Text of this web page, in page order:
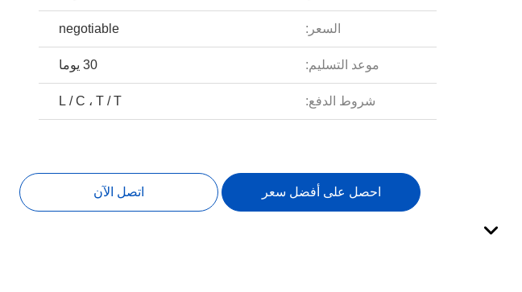
السعر: negotiable
موعد التسليم: 30 يوما
شروط الدفع: L / C ، T / T
احصل على أفضل سعر اتصل الآن